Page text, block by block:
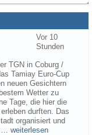
Vor 10
Stunden
TGN in Coburg /
Tamiay Euro-Cup
neuen Gesichtern
Wetter zu
Tage, die hier die
durften. Das
organisiert und
… weiterlesen